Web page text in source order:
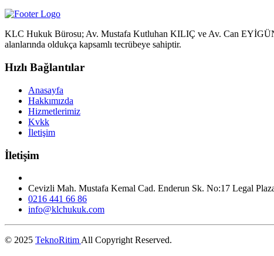
KLC Hukuk Bürosu; Av. Mustafa Kutluhan KILIÇ ve Av. Can EYİGÜN
alanlarında oldukça kapsamlı tecrübeye sahiptir.
Hızlı Bağlantılar
Anasayfa
Hakkımızda
Hizmetlerimiz
Kvkk
İletişim
İletişim
Cevizli Mah. Mustafa Kemal Cad. Enderun Sk. No:17 Legal
0216 441 66 86
info@klchukuk.com
© 2025 TeknoRitim All Copyright Reserved.